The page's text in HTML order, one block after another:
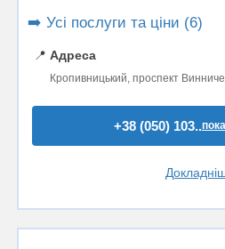
➡️ Усі послуги та ціни (6)
📍 Адреса
Кропивницький, проспект
+38 (050) 103..